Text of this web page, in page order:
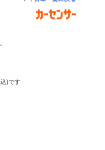
)です